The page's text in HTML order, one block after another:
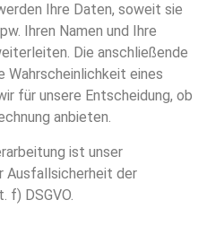
Ihre Daten, soweit sie
Ihren Namen und Ihre
Die anschließende
eines
für unsere Entscheidung, ob
anbieten.
ist unser
Ausfallsicherheit der
f) DSGVO.